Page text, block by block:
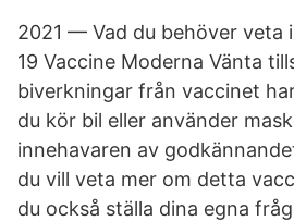
2021 — Vad du behöver veta
19 Vaccine Moderna Vänta
biverkningar från vaccinet
du kör bil eller använder
innehavaren av
du vill veta mer om detta
du också ställa dina egna